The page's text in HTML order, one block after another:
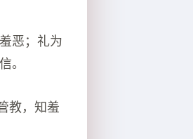
恶；礼为
。
教，知羞